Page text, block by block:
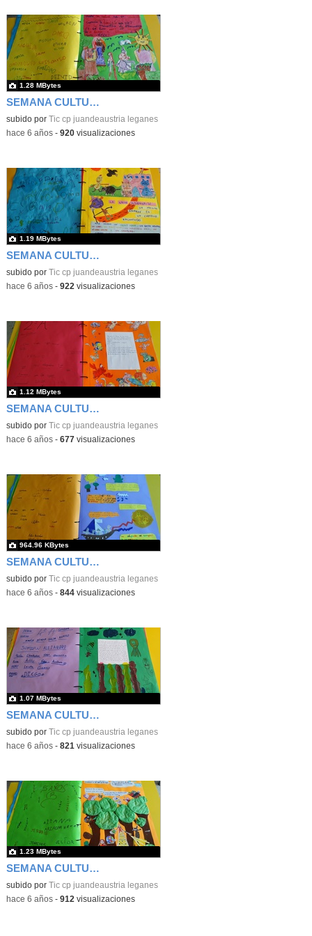
SEMANA CULTURAL DE LOS CUENTOS 43
subido por Tic cp juandeaustria leganes
1.28 MBytes
-hace 6 años- 920visualizaciones
SEMANA CULTURAL DE LOS CUENTOS 44
subido por Tic cp juandeaustria leganes
1.19 MBytes
-hace 6 años- 922 visualizaciones
SEMANA CULTURAL DE LOS CUENTOS 45
subido por Tic cp juandeaustria leganes
1.12 MBytes
-hace 6 años- 677visualizaciones
SEMANA CULTURAL DE LOS CUENTOS 46
subido por Tic cp juandeaustria leganes
964.96 KBytes
-hace 6 años- 844visualizaciones
SEMANA CULTURAL DE LOS CUENTOS 47
subido por Tic cp juandeaustria leganes
1.07 MBytes
-hace 6 años- 821 visualizaciones
SEMANA CULTURAL DE LOS CUENTOS 48
subido por Tic cp juandeaustria leganes
1.23 MBytes
-hace 6 años- 912 visualizaciones